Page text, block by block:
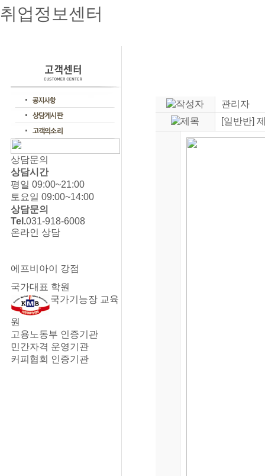
취업정보센터
상담문의
상담시간
평일 09:00~21:00
토요일 09:00~14:00
상담문의
Tel.031-918-6008
온라인 상담
에프비아이 강점
국가대표 학원
국가기능장 교육
원
고용노동부 인증기관
민간자격 운영기관
커피협회 인증기관
관리자
[일반반]